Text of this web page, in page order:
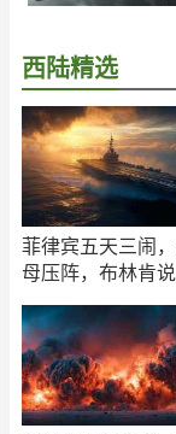
西陆精选
菲律宾五天三闹
母压阵，布林肯